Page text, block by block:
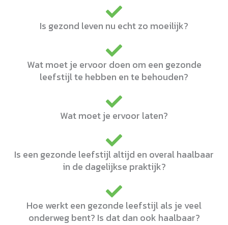
Is gezond leven nu echt zo moeilijk?
Wat moet je ervoor doen om een gezonde
leefstijl te hebben en te behouden?
Wat moet je ervoor laten?
Is een gezonde leefstijl altijd en overal haalbaar
in de dagelijkse praktijk?
Hoe werkt een gezonde leefstijl als je veel
onderweg bent? Is dat dan ook haalbaar?